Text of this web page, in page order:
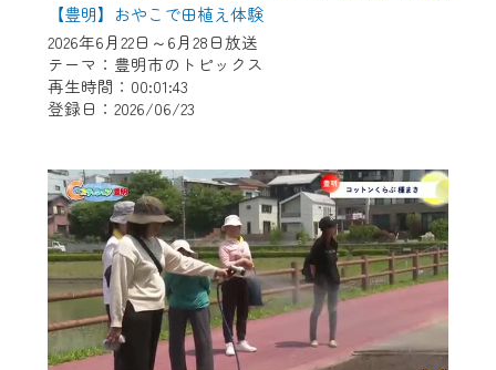
【豊明】おやこで田植え体験
2026年6月22日～6月28日放送
テーマ：豊明市のトピックス
再生時間：00:01:43
登録日：2026/06/23
※マイページへのログインには、MyIDが必
要となります。
※MyIDとは、CCNet Web TVを含むCCNetの
各種サービスをご利用頂くためのIDです。
で設定できます。
（GmailやYahooなどのフリーメールアドレ
スでも作成可能です）
※マイページへのログイン・MyIDの新規登
録はこちらから
※CCNetアプリをご利用中の方は引き続き
ご視聴いただけます。